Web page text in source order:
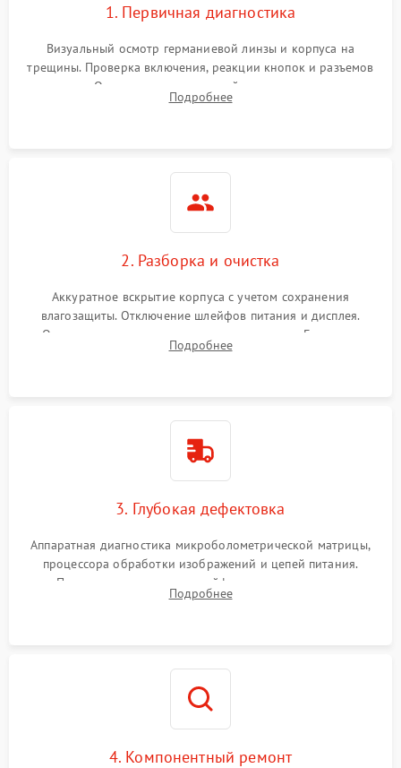
1. Первичная диагностика
Визуальный осмотр германиевой линзы и корпуса на
трещины. Проверка включения, реакции кнопок и разъемов
зарядки. Оценка вывода тепловой сигнатуры на экран,
проверка базовых функций и считывание системных
Подробнее
2. Разборка и очистка
Аккуратное вскрытие корпуса с учетом сохранения
влагозащиты. Отключение шлейфов питания и дисплея.
Очистка внутренних плат от окислов и пыли. Бережная
обработка германиевого объектива специализированными
Подробнее
3. Глубокая дефектовка
Аппаратная диагностика микроболометрической матрицы,
процессора обработки изображений и цепей питания.
Проверка целостности шлейфов, модуля памяти и
интерфейсов связи. Выявление сгоревших SMD-компонентов
Подробнее
4. Компонентный ремонт